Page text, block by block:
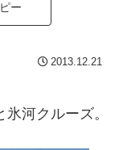
ー
2013.12.21
河クルーズ。